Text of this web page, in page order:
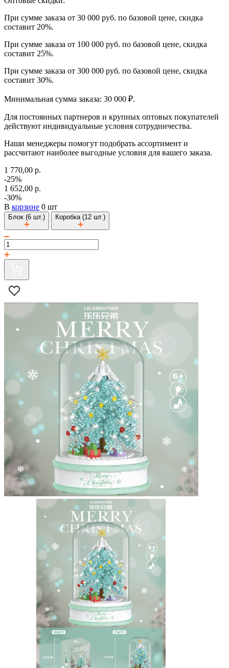
При сумме заказа от 30 000 руб. по базовой цене, скидка
составит 20%.
При сумме заказа от 100 000 руб. по базовой цене, скидка
составит 25%.
При сумме заказа от 300 000 руб. по базовой цене, скидка
составит 30%.
Минимальная сумма заказа: 30 000 ₽.
Для постоянных партнеров и крупных оптовых покупателей
действуют индивидуальные условия сотрудничества.
Наши менеджеры помогут подобрать ассортимент и
рассчитают наиболее выгодные условия для вашего заказа.
1 770,00 р.
-25%
1 652,00 р.
-30%
В корзине 0 шт
Блок (6 шт.) Коробка (12 шт.)